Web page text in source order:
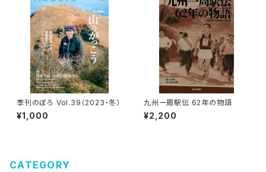
季刊のぼろ Vol.39（2023・冬）
¥1,000
九州一周駅伝 62年の物語
¥2,200
CATEGORY